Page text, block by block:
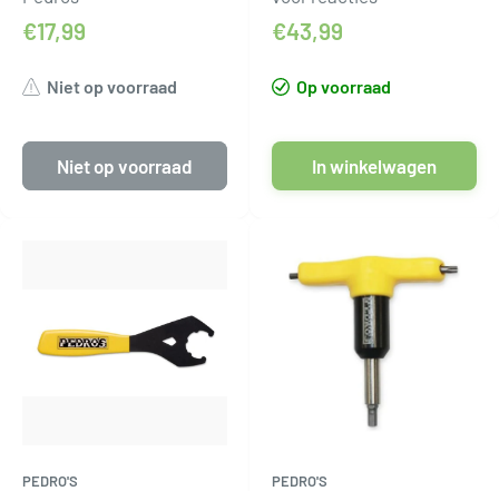
€17,99
Niet op voorraad
Niet op voorraad
€43,99
Op voorraad
In winkelwagen
PEDRO'S PEDRO'S